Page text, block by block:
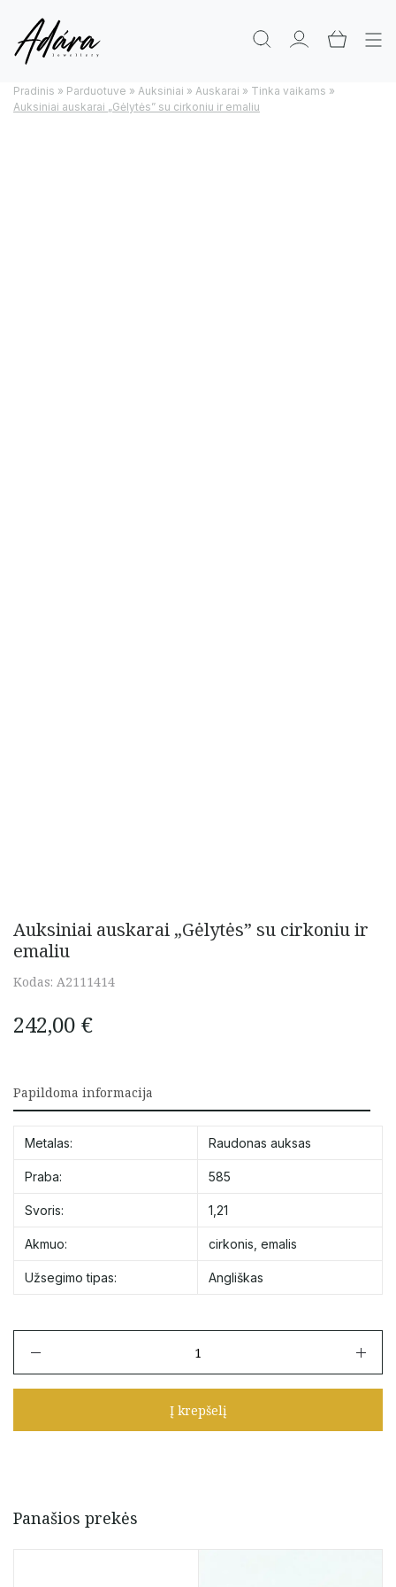
Pradinis » Parduotuve » Auksiniai » Auskarai » Tinka vaikams »
Auksiniai auskarai „Gėlytės” su cirkoniu ir emaliu
Auksiniai auskarai „Gėlytės” su cirkoniu ir
emaliu
Kodas: A2111414
242,00 €
Papildoma informacija
Metalas: Raudonas auksas
Praba: 585
Svoris: 1,21
Akmuo: cirkonis emalis
Užsegimo tipas: Angliškas
Auksiniai
su
Į krepšelį
Panašios prekės